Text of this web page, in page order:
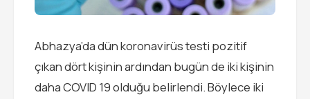
Abhazya’da dün koronavirüs testi pozitif
çıkan dört kişinin ardından bugün de iki kişinin
daha COVID 19 olduğu belirlendi. Böylece iki